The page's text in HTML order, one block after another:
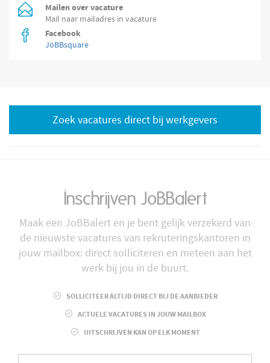
Mailen over vacature
Mail naar mailadres in vacature
Facebook
JoBBsquare
Zoek vacatures direct bij werkgevers
Inschrijven JoBBalert
Maak een JoBBalert en je bent gelijk verzekerd van
de nieuwste vacatures van rekruteringskantoren in
jouw mailbox: direct solliciteren en meteen aan het
werk bij jou in de buurt.
SOLLICITEER ALTIJD DIRECT BIJ DE AANBIEDER
ACTUELE VACATURES IN JOUW MAILBOX
UITSCHRIJVEN KAN OP ELK MOMENT